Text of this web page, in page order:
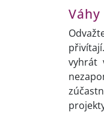
Váhy
vyhrát